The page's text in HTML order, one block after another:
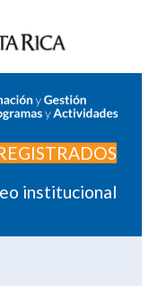
institucional